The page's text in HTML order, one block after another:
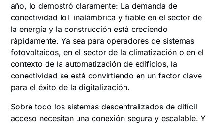
año, lo demostró claramente: La demanda de
conectividad IoT inalámbrica y fiable en el sector de
la energía y la construcción está creciendo
rápidamente. Ya sea para operadores de sistemas
fotovoltaicos, en el sector de la climatización o en el
contexto de la automatización de edificios, la
conectividad se está convirtiendo en un factor clave
para el éxito de la digitalización.
Sobre todo los sistemas descentralizados de difícil
acceso necesitan una conexión segura y escalable. Y